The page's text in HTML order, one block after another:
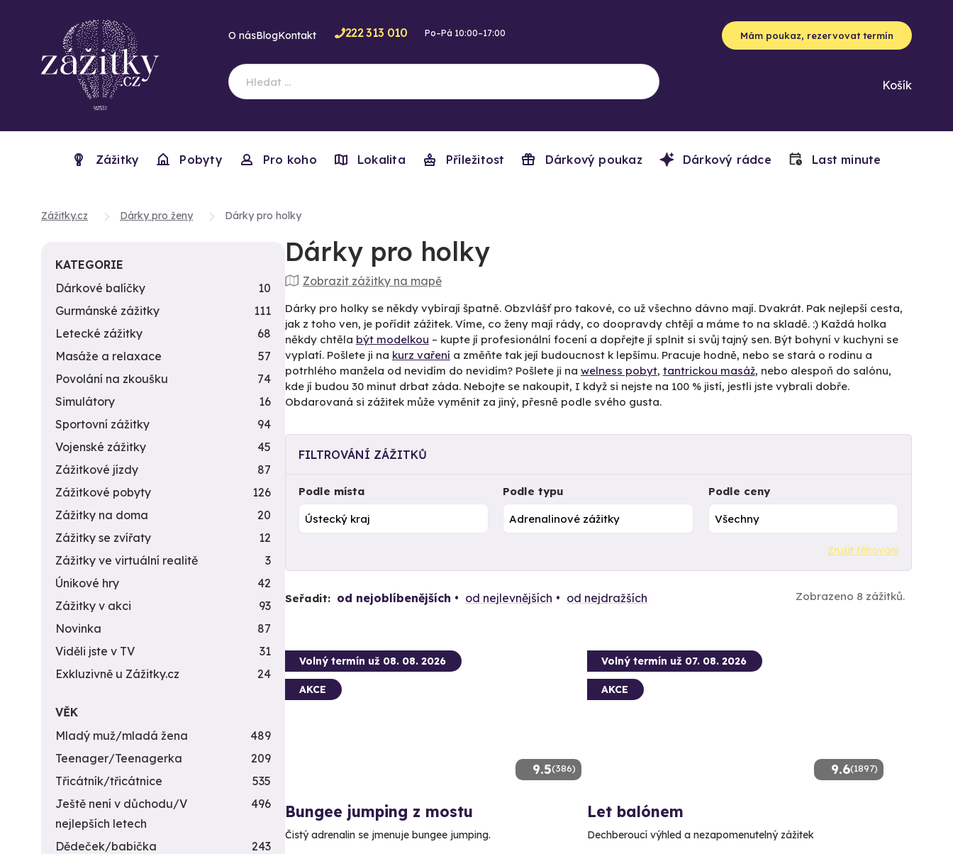
O násBlogKontakt 222 313 010 Po–Pá 10:00–17:00 Mám poukaz, rezervovat termín
Košík
Zážitky Pobyty Pro koho Lokalita Příležitost Dárkový poukaz Dárkový rádce Last minute
Zážitky.cz Dárky pro ženy Dárky pro holky
Dárky pro holky
Zobrazit zážitky na mapě
Dárky pro holky se někdy vybírají špatně. Obzvlášť pro takové, co už všechno dávno mají. Dvakrát. Pak nejlepší cesta,
jak z toho ven, je pořídit zážitek. Víme, co ženy mají rády, co doopravdy chtějí a máme to na skladě. :) Každá holka
někdy chtěla být modelkou – kupte jí profesionální focení a dopřejte jí splnit si svůj tajný sen. Být bohyní v kuchyni se
vyplatí. Pošlete ji na kurz vaření a změňte tak její budoucnost k lepšímu. Pracuje hodně, nebo se stará o rodinu a
potrhlého manžela od nevidím do nevidím? Pošlete ji na welness pobyt, tantrickou masáž, nebo alespoň do salónu,
kde jí budou 30 minut drbat záda. Nebojte se nakoupit, I když si nejste na 100 % jistí, jestli jste vybrali dobře.
Obdarovaná si zážitek může vyměnit za jiný, přesně podle svého gusta.
FILTROVÁNÍ ZÁŽITKŮ
Podle místa Podle typu Podle ceny
Zrušit filtrování
Seřadit: od nejoblíbenějších od nejlevnějších od nejdražších Zobrazeno 8 zážitků.
9.5(386)
Volný termín už 08. 08. 2026
AKCE
Bungee jumping z mostu
Čistý adrenalin se jmenuje bungee jumping.
9.6(1897)
Volný termín už 07. 08. 2026
AKCE
Let balónem
Dechberoucí výhled a nezapomenutelný zážitek
KATEGORIE
Dárkové balíčky
10
Gurmánské zážitky
111
Letecké zážitky
68
Masáže a relaxace
57
Povolání na zkoušku
74
Simulátory
16
Sportovní zážitky
94
Vojenské zážitky
45
Zážitkové jízdy
87
Zážitkové pobyty
126
Zážitky na doma
20
Zážitky se zvířaty
12
Zážitky ve virtuální realitě
3
Únikové hry
42
Zážitky v akci
93
Novinka
87
Viděli jste v TV
31
Exkluzivně u Zážitky.cz
24
VĚK
Mladý muž/mladá žena
489
Teenager/Teenagerka
209
Třicátník/třicátnice
535
Ještě není v důchodu/V
nejlepších letech
496
Dědeček/babička
243